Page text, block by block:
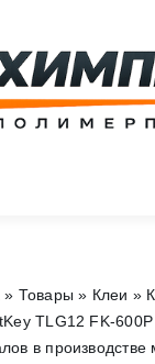
» Товары » Клеи »
TLG12 FK-
в производстве